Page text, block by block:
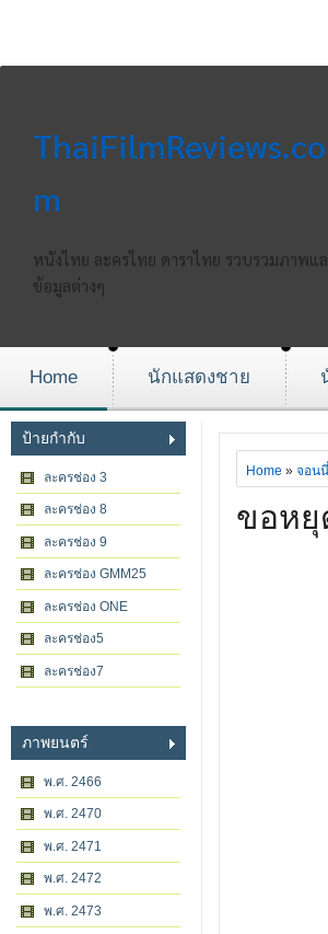
ThaiFilmReviews.co
m
หนังไทย ละครไทย ดาราไทย รวบรวมภาพแ
ข้อมูลต่างๆ
Home นักแสดงชาย
ป้ายกำกับ
ละครช่อง 3
ละครช่อง 8
ละครช่อง 9
ละครช่อง GMM25
ละครช่อง ONE
ละครช่อง5
ละครช่อง7
ภาพยนตร์
พ.ศ. 2466
พ.ศ. 2470
พ.ศ. 2471
พ.ศ. 2472
พ.ศ. 2473
Home » จอน
ขอหยุ